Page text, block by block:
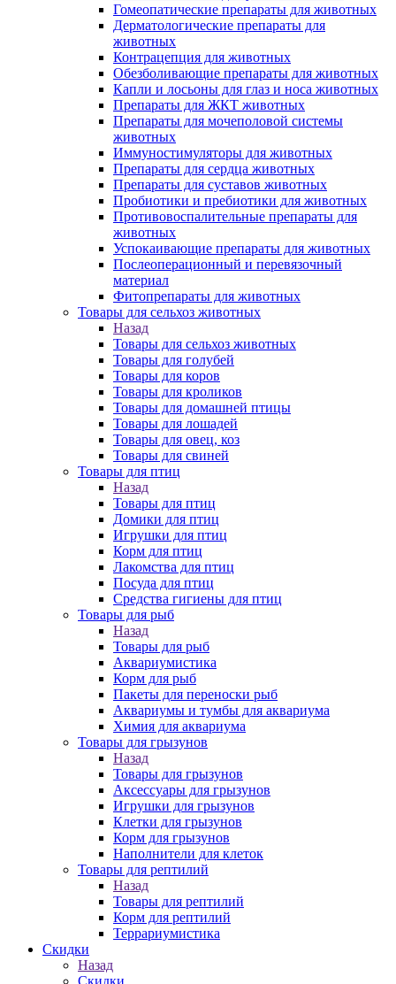
Гомеопатические препараты для животных
Дерматологические препараты для
животных
Контрацепция для животных
Обезболивающие препараты для животных
Капли и лосьоны для глаз и носа животных
Препараты для ЖКТ животных
Препараты для мочеполовой системы
животных
Иммуностимуляторы для животных
Препараты для сердца животных
Препараты для суставов животных
Пробиотики и пребиотики для животных
Противовоспалительные препараты для
животных
Успокаивающие препараты для животных
Послеоперационный и перевязочный
материал
Фитопрепараты для животных
Товары для сельхоз животных
Назад
Товары для сельхоз животных
Товары для голубей
Товары для коров
Товары для кроликов
Товары для домашней птицы
Товары для лошадей
Товары для овец, коз
Товары для свиней
Товары для птиц
Назад
Товары для птиц
Домики для птиц
Игрушки для птиц
Корм для птиц
Лакомства для птиц
Посуда для птиц
Средства гигиены для птиц
Товары для рыб
Назад
Товары для рыб
Аквариумистика
Корм для рыб
Пакеты для переноски рыб
Аквариумы и тумбы для аквариума
Химия для аквариума
Товары для грызунов
Назад
Товары для грызунов
Аксессуары для грызунов
Игрушки для грызунов
Клетки для грызунов
Корм для грызунов
Наполнители для клеток
Товары для рептилий
Назад
Товары для рептилий
Корм для рептилий
Террариумистика
Скидки
Назад
Скидки